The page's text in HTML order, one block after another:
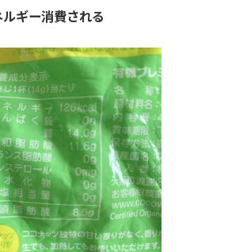
ギー消費される